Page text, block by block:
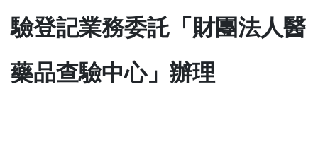
驗登記業務委託「財團法人醫
藥品查驗中心」辦理